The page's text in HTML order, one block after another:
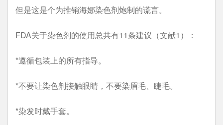
但是这是个为推销海娜染色剂炮制的谎言。
FDA关于染色剂的使用总共有11条建议（文献1）：
*遵循包装上的所有指导。
*不要让染色剂接触眼睛，不要染眉毛、睫毛。
*染发时戴手套。